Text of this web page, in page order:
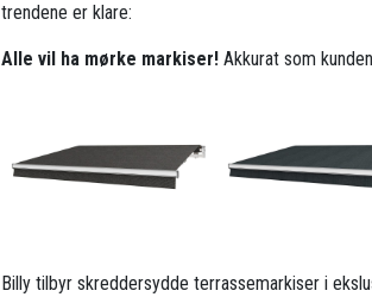
trendene er klare:
Alle vil ha mørke markiser! Akkurat som
Billy tilbyr skreddersydde terrassemarkiser i